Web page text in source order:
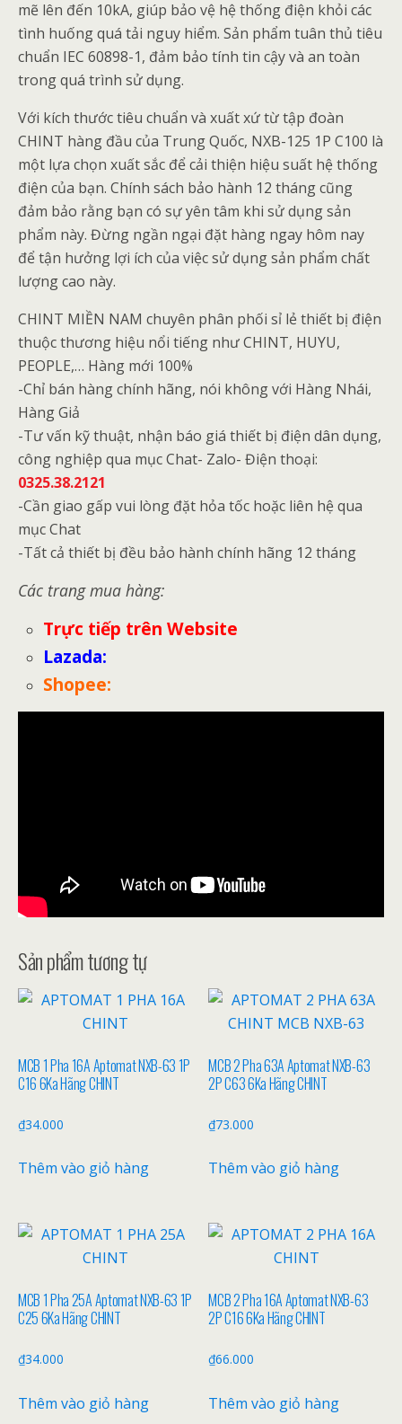
mẽ lên đến 10kA, giúp bảo vệ hệ thống điện khỏi các
tình huống quá tải nguy hiểm. Sản phẩm tuân thủ tiêu
chuẩn IEC 60898-1, đảm bảo tính tin cậy và an toàn
trong quá trình sử dụng.
Với kích thước tiêu chuẩn và xuất xứ từ tập đoàn
CHINT hàng đầu của Trung Quốc, NXB-125 1P C100 là
một lựa chọn xuất sắc để cải thiện hiệu suất hệ thống
điện của bạn. Chính sách bảo hành 12 tháng cũng
đảm bảo rằng bạn có sự yên tâm khi sử dụng sản
phẩm này. Đừng ngần ngại đặt hàng ngay hôm nay
để tận hưởng lợi ích của việc sử dụng sản phẩm chất
lượng cao này.
CHINT MIỀN NAM chuyên phân phối sỉ lẻ thiết bị điện
thuộc thương hiệu nổi tiếng như CHINT, HUYU,
PEOPLE,… Hàng mới 100%
-Chỉ bán hàng chính hãng, nói không với Hàng Nhái,
Hàng Giả
-Tư vấn kỹ thuật, nhận báo giá thiết bị điện dân dụng,
công nghiệp qua mục Chat- Zalo- Điện thoại:
0325.38.2121
-Cần giao gấp vui lòng đặt hỏa tốc hoặc liên hệ qua
mục Chat
-Tất cả thiết bị đều bảo hành chính hãng 12 tháng
Các trang mua hàng:
Trực tiếp trên Website
Lazada:
Shopee:
Sản phẩm tương tự
MCB 1 Pha 16A Aptomat NXB-63 1P
C16 6Ka Hãng CHINT
₫34.000
Thêm vào giỏ hàng
MCB 2 Pha 63A Aptomat NXB-63
2P C63 6Ka Hãng CHINT
₫73.000
Thêm vào giỏ hàng
MCB 1 Pha 25A Aptomat NXB-63 1P
C25 6Ka Hãng CHINT
₫34.000
Thêm vào giỏ hàng
MCB 2 Pha 16A Aptomat NXB-63
2P C16 6Ka Hãng CHINT
₫66.000
Thêm vào giỏ hàng